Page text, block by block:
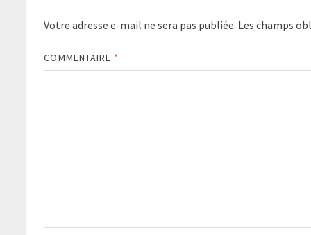
Votre adresse e-mail ne sera pas publiée. Les champs
COMMENTAIRE *